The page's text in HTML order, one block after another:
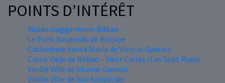
POINTS D’INTÉRÊT
Musée Guggenheim Bilbao
Le Pont Suspendu de Biscaye
Cathédrale Santa María de Vitoria-Gasteiz
Casco Viejo de Bilbao - Siete Calles (Les Sept Rues)
Vieille Ville de Vitoria-Gasteiz
Vieille Ville de San Sebastián